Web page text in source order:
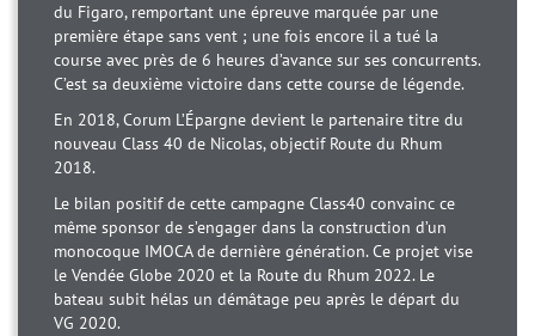
du Figaro, remportant une épreuve marquée par une
première étape sans vent ; une fois encore il a tué la
course avec près de 6 heures d’avance sur ses concurrents.
C’est sa deuxième victoire dans cette course de légende.
En 2018, Corum L’Épargne devient le partenaire titre du
nouveau Class 40 de Nicolas, objectif Route du Rhum
2018.
Le bilan positif de cette campagne Class40 convainc ce
même sponsor de s’engager dans la construction d’un
monocoque IMOCA de dernière génération. Ce projet vise
le Vendée Globe 2020 et la Route du Rhum 2022. Le
bateau subit hélas un démâtage peu après le départ du
VG 2020.